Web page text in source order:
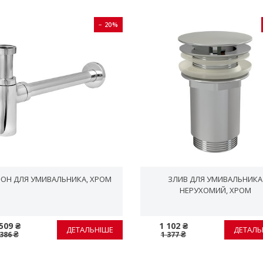
− 20%
ДЛЯ УМИВАЛЬНИКА, ХРОМ
₴
₴ ДЕТАЛЬНІШЕ
ЗЛИВ ДЛЯ УМИВАЛЬНИКА
НЕРУХОМИЙ, ХРОМ
1 102 ₴
1 377 ₴